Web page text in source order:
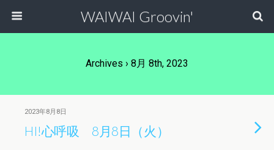
WAIWAI Groovin'
Archives › 8月 8th, 2023
2023年8月8日
HI!心呼吸 8月8日（火）